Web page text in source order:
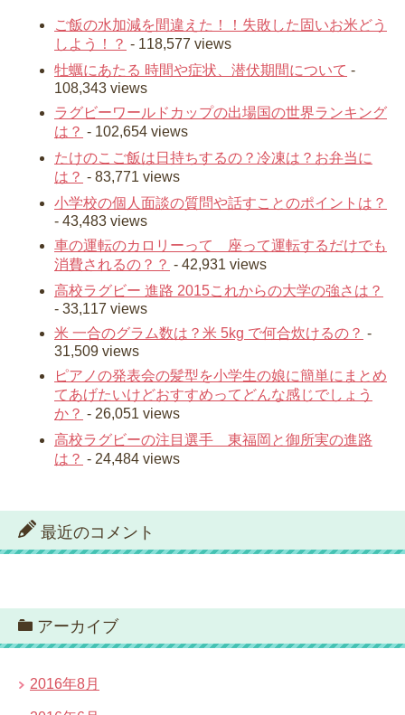
ご飯の水加減を間違えた！！失敗した固いお米どう
しよう！？ - 118,577 views
牡蠣にあたる 時間や症状、潜伏期間について -
108,343 views
ラグビーワールドカップの出場国の世界ランキング
は？ - 102,654 views
たけのこご飯は日持ちするの？冷凍は？お弁当に
は？ - 83,771 views
小学校の個人面談の質問や話すことのポイントは？
- 43,483 views
車の運転のカロリーって 座って運転するだけでも
消費されるの？？ - 42,931 views
高校ラグビー 進路 2015これからの大学の強さは？
- 33,117 views
米 一合のグラム数は？米 5kg で何合炊けるの？ -
31,509 views
ピアノの発表会の髪型を小学生の娘に簡単にまとめ
てあげたいけどおすすめってどんな感じでしょう
か？ - 26,051 views
高校ラグビーの注目選手 東福岡と御所実の進路
は？ - 24,484 views
最近のコメント
アーカイブ
2016年8月